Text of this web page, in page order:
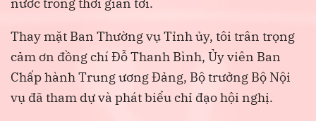
Thay mặt Ban Thường vụ Tỉnh ủy, tôi trân trọng
cảm ơn đồng chí Đỗ Thanh Bình, Ủy viên Ban
Chấp hành Trung ương Đảng, Bộ trưởng Bộ Nội
vụ đã tham dự và phát biểu chỉ đạo hội nghị.